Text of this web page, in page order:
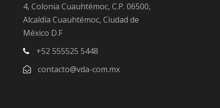
4, Colonia Cuauhtémoc, C.P. 06500,
Alcaldía Cuauhtémoc, Ciudad de
México D.F
+52 555525 5448
contacto@vda-com.mx